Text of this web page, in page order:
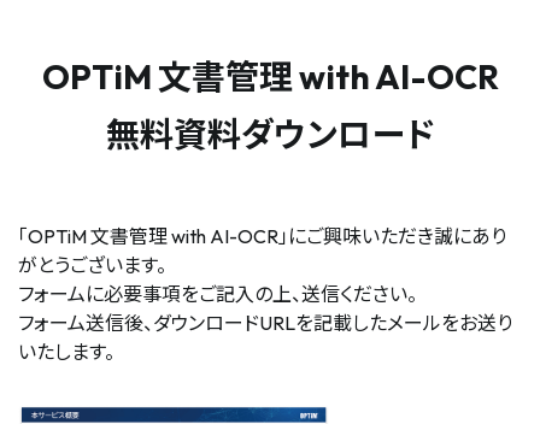
OPTiM 文書管理 with AI-OCR
無料資料ダウンロード
「OPTiM 文書管理 with AI-OCR」にご興味いただき誠にあり
がとうございます。
フォームに必要事項をご記入の上、送信ください。
フォーム送信後、ダウンロードURLを記載したメールをお送り
いたします。